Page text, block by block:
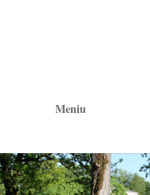
Meniu